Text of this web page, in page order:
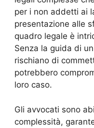
per i non addetti ai
presentazione alle
quadro legale è
Senza la guida di
rischiano di
potrebbero
loro caso.
Gli avvocati sono
complessità,